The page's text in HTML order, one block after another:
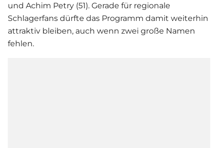
und Achim Petry (51). Gerade für regionale
Schlagerfans dürfte das Programm damit weiterhin
attraktiv bleiben, auch wenn zwei große Namen
fehlen.